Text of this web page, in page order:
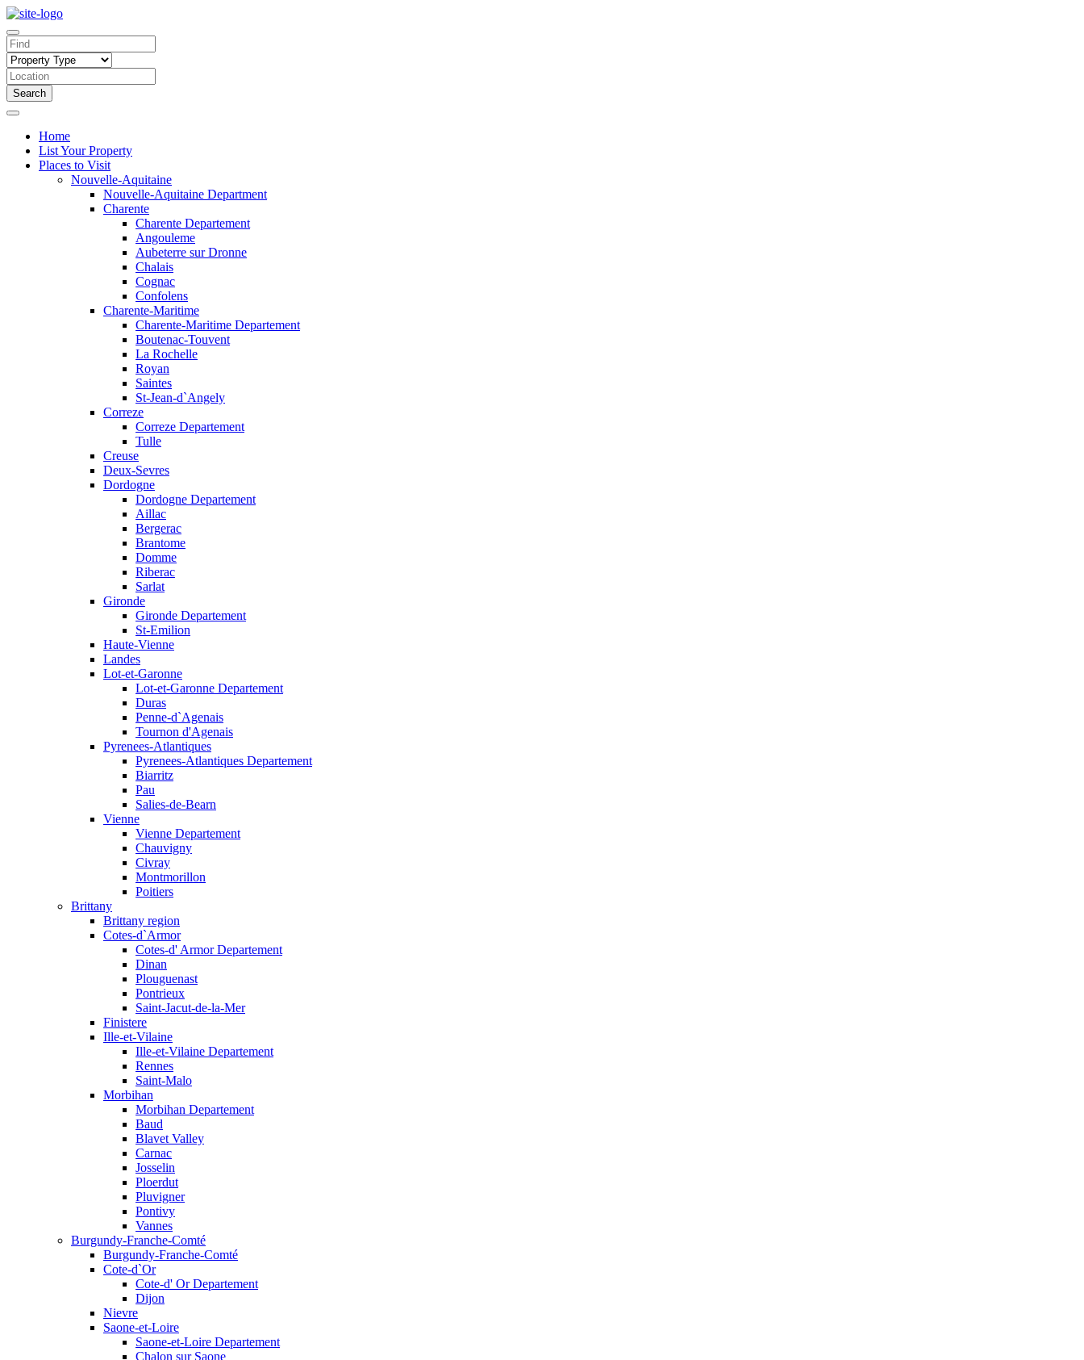
Search
Home
List Your Property
Places to Visit
Nouvelle-Aquitaine
Nouvelle-Aquitaine Department
Charente
Charente Departement
Angouleme
Aubeterre sur Dronne
Chalais
Cognac
Confolens
Charente-Maritime
Charente-Maritime Departement
Boutenac-Touvent
La Rochelle
Royan
Saintes
St-Jean-d`Angely
Correze
Correze Departement
Tulle
Creuse
Deux-Sevres
Dordogne
Dordogne Departement
Aillac
Bergerac
Brantome
Domme
Riberac
Sarlat
Gironde
Gironde Departement
St-Emilion
Haute-Vienne
Landes
Lot-et-Garonne
Lot-et-Garonne Departement
Duras
Penne-d`Agenais
Tournon d'Agenais
Pyrenees-Atlantiques
Pyrenees-Atlantiques Departement
Biarritz
Pau
Salies-de-Bearn
Vienne
Vienne Departement
Chauvigny
Civray
Montmorillon
Poitiers
Brittany
Brittany region
Cotes-d`Armor
Cotes-d' Armor Departement
Dinan
Plouguenast
Pontrieux
Saint-Jacut-de-la-Mer
Finistere
Ille-et-Vilaine
Ille-et-Vilaine Departement
Rennes
Saint-Malo
Morbihan
Morbihan Departement
Baud
Blavet Valley
Carnac
Josselin
Ploerdut
Pluvigner
Pontivy
Vannes
Burgundy-Franche-Comté
Burgundy-Franche-Comté
Cote-d`Or
Cote-d' Or Departement
Dijon
Nievre
Saone-et-Loire
Saone-et-Loire Departement
Chalon sur Saone